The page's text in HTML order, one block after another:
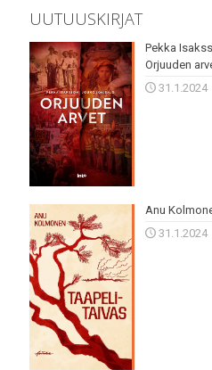
UUTUUSKIRJAT
Pekka
Orjuuden
31.1.2024
Anu
31.1.2024